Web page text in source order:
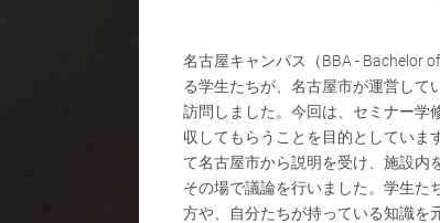
名古屋キャンパス（BBA - Bachelor
る学生たちが、名古屋市が運営して
訪問しました。今回は、セミナー学
収してもらうことを目的としていま
て名古屋市から説明を受け、施設内
その場で議論を行いました。学生た
方や、自分たちが持っている知識を